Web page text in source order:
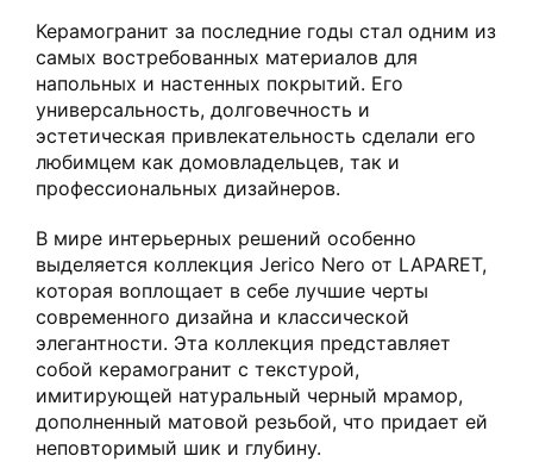
Керамогранит за последние годы стал одним из
самых востребованных материалов для
напольных и настенных покрытий. Его
универсальность, долговечность и
эстетическая привлекательность сделали его
любимцем как домовладельцев, так и
профессиональных дизайнеров.
В мире интерьерных решений особенно
выделяется коллекция Jerico Nero от LAPARET,
которая воплощает в себе лучшие черты
современного дизайна и классической
элегантности. Эта коллекция представляет
собой керамогранит с текстурой,
имитирующей натуральный черный мрамор,
дополненный матовой резьбой, что придает ей
неповторимый шик и глубину.